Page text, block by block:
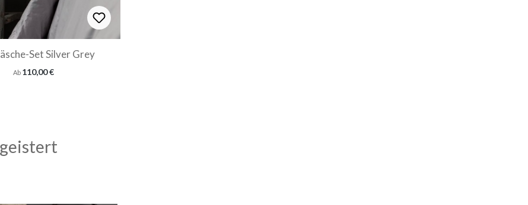
Set Silver Grey
Regulärer Preis:
Ab 110,00 €